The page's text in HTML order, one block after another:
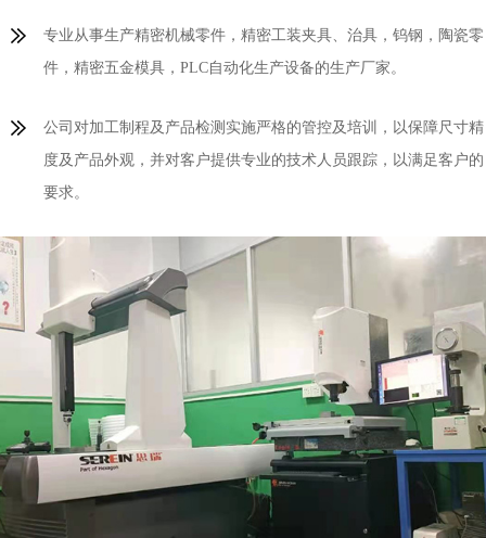
专业从事生产精密机械零件，精密工装夹具、治具，钨钢，陶瓷零
件，精密五金模具，PLC自动化生产设备的生产厂家。
公司对加工制程及产品检测实施严格的管控及培训，以保障尺寸精
度及产品外观，并对客户提供专业的技术人员跟踪，以满足客户的
要求。